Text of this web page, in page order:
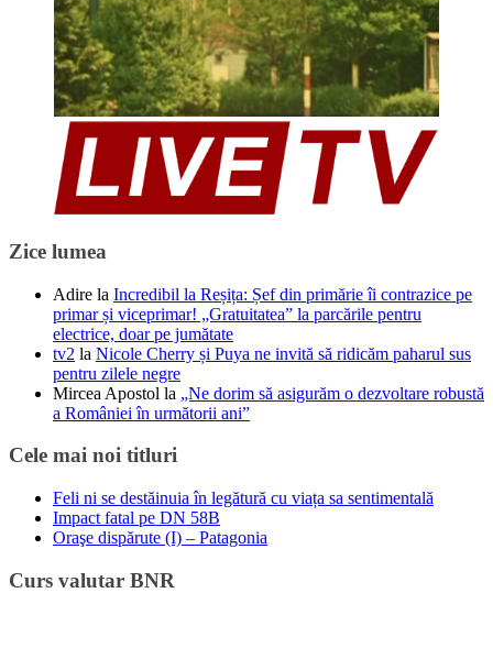
Zice lumea
Adire la Incredibil la Reșița: Șef din primărie îi contrazice pe
primar și viceprimar! „Gratuitatea” la parcările pentru
electrice, doar pe jumătate
tv2 la Nicole Cherry și Puya ne invită să ridicăm paharul sus
pentru zilele negre
Mircea Apostol la „Ne dorim să asigurăm o dezvoltare robustă
a României în următorii ani”
Cele mai noi titluri
Feli ni se destăinuia în legătură cu viața sa sentimentală
Impact fatal pe DN 58B
Oraşe dispărute (I) – Patagonia
Curs valutar BNR